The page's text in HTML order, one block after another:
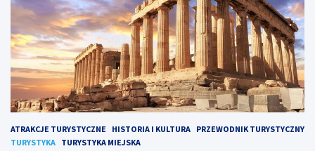
ATRAKCJE TURYSTYCZNE HISTORIA I KULTURA PRZEWODNIK TURYSTYCZNY
TURYSTYKA TURYSTYKA MIEJSKA